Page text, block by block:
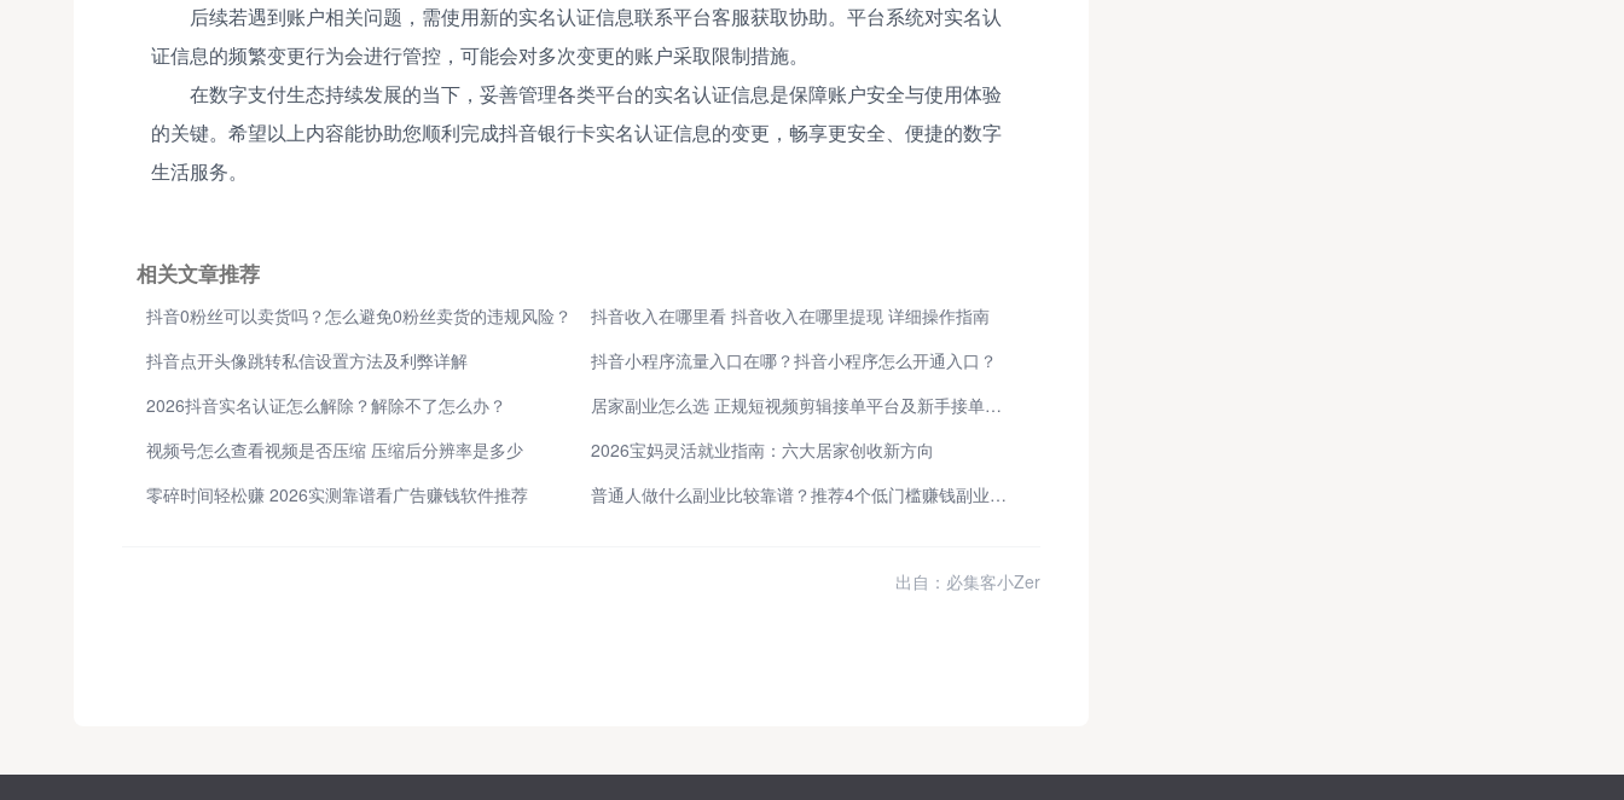
后续若遇到账户相关问题，需使用新的实名认证信息联系平台客服获取协助。平台系统对实名认
证信息的频繁变更行为会进行管控，可能会对多次变更的账户采取限制措施。
在数字支付生态持续发展的当下，妥善管理各类平台的实名认证信息是保障账户安全与使用体验
的关键。希望以上内容能协助您顺利完成抖音银行卡实名认证信息的变更，畅享更安全、便捷的数字
生活服务。
相关文章推荐
抖音0粉丝可以卖货吗？怎么避免0粉丝卖货的违规风险？
抖音收入在哪里看 抖音收入在哪里提现 详细操作指南
抖音点开头像跳转私信设置方法及利弊详解
抖音小程序流量入口在哪？抖音小程序怎么开通入口？
2026抖音实名认证怎么解除？解除不了怎么办？
居家副业怎么选 正规短视频剪辑接单平台及新手接单赚钱渠道盘点
视频号怎么查看视频是否压缩 压缩后分辨率是多少
2026宝妈灵活就业指南：六大居家创收新方向
零碎时间轻松赚 2026实测靠谱看广告赚钱软件推荐
普通人做什么副业比较靠谱？推荐4个低门槛赚钱副业，2-3小时就能赚百元！
出自：必集客小Zer